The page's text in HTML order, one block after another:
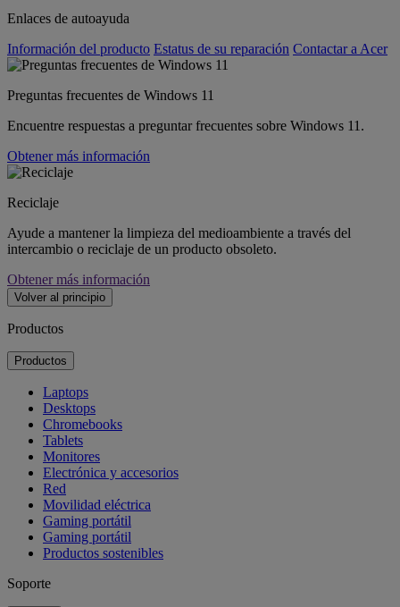
Enlaces de autoayuda
Información del producto Estatus de su reparación Contactar a Acer
Preguntas frecuentes de Windows 11
Encuentre respuestas a preguntar frecuentes sobre Windows 11.
Obtener más información
Reciclaje
Ayude a mantener la limpieza del medioambiente a través del
intercambio o reciclaje de un producto obsoleto.
Obtener más información
Volver al principio
Productos
Productos
Laptops
Desktops
Chromebooks
Tablets
Monitores
Electrónica y accesorios
Red
Movilidad eléctrica
Gaming portátil
Gaming portátil
Productos sostenibles
Soporte